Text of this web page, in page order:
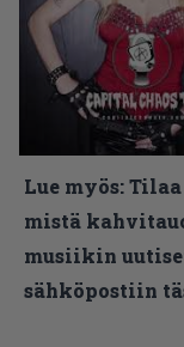
Lue myös:
mistä
musiikin
sähköpostiin